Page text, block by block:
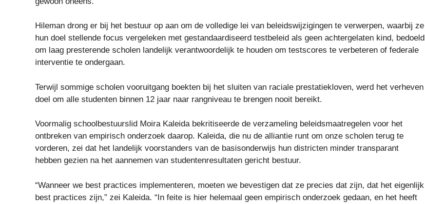
Hileman drong er bij het bestuur op aan om de volledige lei van beleidswijzigingen te verwerpen, waarbij ze
hun doel stellende focus vergeleken met gestandaardiseerd testbeleid als geen achtergelaten kind, bedoeld
om laag presterende scholen landelijk verantwoordelijk te houden om testscores te verbeteren of federale
interventie te ondergaan.
Terwijl sommige scholen vooruitgang boekten bij het sluiten van raciale prestatiekloven, werd het verheven
doel om alle studenten binnen 12 jaar naar rangniveau te brengen nooit bereikt.
Voormalig schoolbestuurslid Moira Kaleida bekritiseerde de verzameling beleidsmaatregelen voor het
ontbreken van empirisch onderzoek daarop. Kaleida, die nu de alliantie runt om onze scholen terug te
vorderen, zei dat het landelijk voorstanders van de basisonderwijs hun districten minder transparant
hebben gezien na het aannemen van studentenresultaten gericht bestuur.
“Wanneer we best practices implementeren, moeten we bevestigen dat ze precies dat zijn, dat het eigenlijk
best practices zijn,” zei Kaleida. “In feite is hier helemaal geen empirisch onderzoek gedaan, en het heeft